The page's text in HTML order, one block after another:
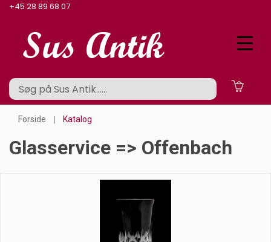
+45 28 89 68 07
Forside Katalog
Glasservice => Offenbach